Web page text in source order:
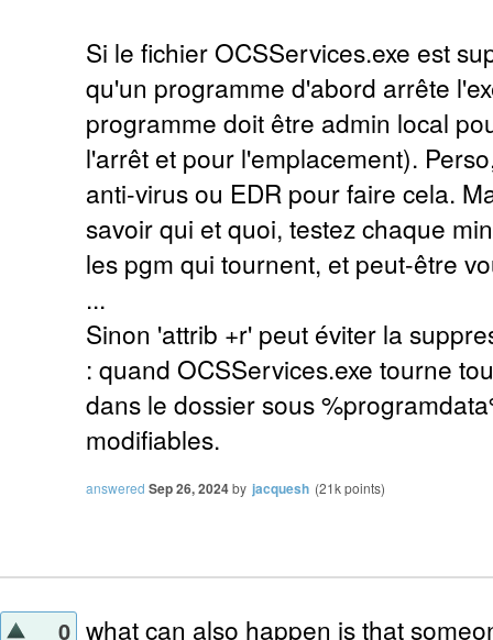
Si le fichier OCSServices.exe est
qu'un programme d'abord arrête
programme doit être admin local
l'arrêt et pour l'emplacement).
anti-virus ou EDR pour faire cela.
savoir qui et quoi, testez chaque
les pgm qui tournent, et peut-être
...
Sinon 'attrib +r' peut éviter la
: quand OCSServices.exe tourne
dans le dossier sous
modifiables.
answered Sep 26, 2024by jacquesh (21kpoints)
0 what can also happen is that